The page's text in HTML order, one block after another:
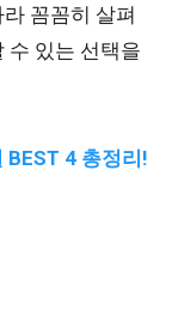
꼼꼼히 살펴
수 있는 선택을
4 총정리!